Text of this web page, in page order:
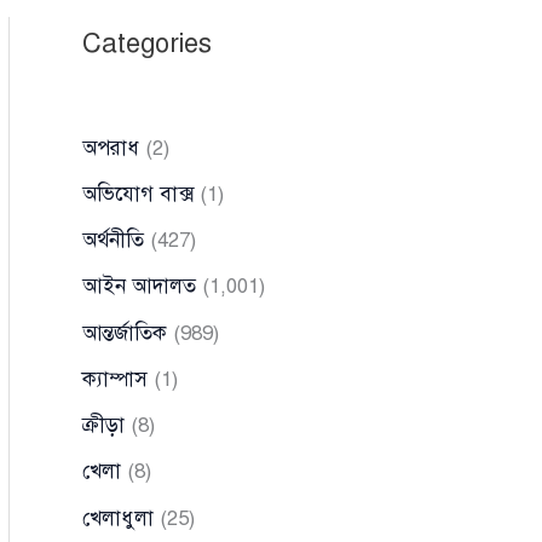
Categories
অপরাধ (2)
অভিযোগ বাক্স(1)
অর্থনীতি(427)
আইন আদালত(1,001)
আন্তর্জাতিক (989)
ক্যাম্পাস (1)
ক্রীড়া (8)
খেলা (8)
খেলাধুলা (25)